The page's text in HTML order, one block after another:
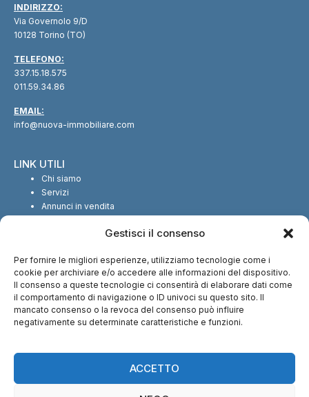
Gestisci il consenso
Per fornire le migliori esperienze, utilizziamo tecnologie come i
cookie per archiviare e/o accedere alle informazioni del dispositivo.
Il consenso a queste tecnologie ci consentirà di elaborare dati come
il comportamento di navigazione o ID univoci su questo sito. Il
mancato consenso o la revoca del consenso può influire
negativamente su determinate caratteristiche e funzioni.
ACCETTO
INDIRIZZO:
Via Governolo 9/D
10128 Torino (TO)
TELEFONO:
337.15.18.575
011.59.34.86
EMAIL:
info@nuova-immobiliare.com
LINK UTILI
Chi siamo
Servizi
Annunci in vendita
SEGUICI SUI SOCIAL
CI TROVI ANCHE SU: